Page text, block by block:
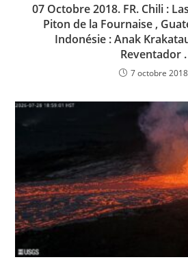
07 Octobre 2018. FR. Chili :
Piton de la Fournaise ,
Indonésie : Anak
Reventador .
7 octobre 2018